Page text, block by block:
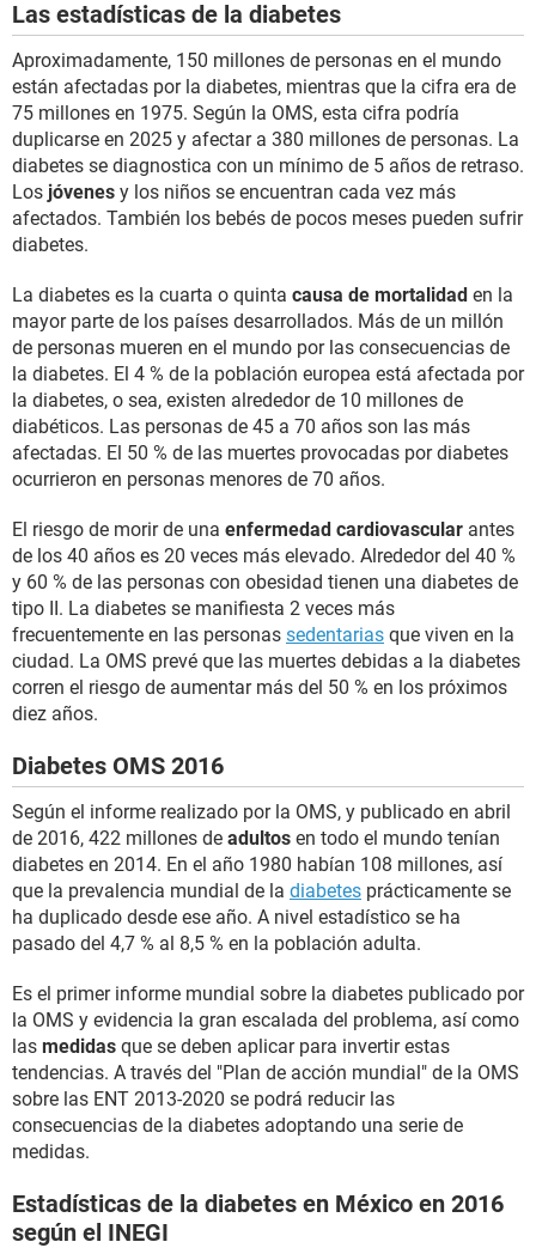
Las estadísticas de la diabetes
Aproximadamente, 150 millones de personas en el mundo
están afectadas por la diabetes, mientras que la cifra era de
75 millones en 1975. Según la OMS, esta cifra podría
duplicarse en 2025 y afectar a 380 millones de personas. La
diabetes se diagnostica con un mínimo de 5 años de retraso.
Los jóvenes y los niños se encuentran cada vez más
afectados. También los bebés de pocos meses pueden sufrir
diabetes.
La diabetes es la cuarta o quinta causa de mortalidad en la
mayor parte de los países desarrollados. Más de un millón
de personas mueren en el mundo por las consecuencias de
la diabetes. El 4 % de la población europea está afectada por
la diabetes, o sea, existen alrededor de 10 millones de
diabéticos. Las personas de 45 a 70 años son las más
afectadas. El 50 % de las muertes provocadas por diabetes
ocurrieron en personas menores de 70 años.
El riesgo de morir de una enfermedad cardiovascular antes
de los 40 años es 20 veces más elevado. Alrededor del 40 %
y 60 % de las personas con obesidad tienen una diabetes de
tipo II. La diabetes se manifiesta 2 veces más
frecuentemente en las personas sedentarias que viven en la
ciudad. La OMS prevé que las muertes debidas a la diabetes
corren el riesgo de aumentar más del 50 % en los próximos
diez años.
Diabetes OMS 2016
Según el informe realizado por la OMS, y publicado en abril
de 2016, 422 millones de adultos en todo el mundo tenían
diabetes en 2014. En el año 1980 habían 108 millones, así
que la prevalencia mundial de la diabetes prácticamente se
ha duplicado desde ese año. A nivel estadístico se ha
pasado del 4,7 % al 8,5 % en la población adulta.
Es el primer informe mundial sobre la diabetes publicado por
la OMS y evidencia la gran escalada del problema, así como
las medidas que se deben aplicar para invertir estas
tendencias. A través del "Plan de acción mundial" de la OMS
sobre las ENT 2013-2020 se podrá reducir las
consecuencias de la diabetes adoptando una serie de
medidas.
Estadísticas de la diabetes en México en 2016
según el INEGI